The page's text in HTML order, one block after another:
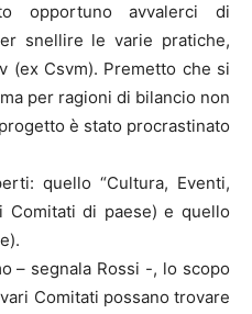
opportuno avvalerci di
snellire le varie pratiche,
(ex Csvm). Premetto che si
per ragioni di bilancio non
è stato procrastinato
quello “Cultura, Eventi,
Comitati di paese) e quello
– segnala Rossi -, lo scopo
Comitati possano trovare